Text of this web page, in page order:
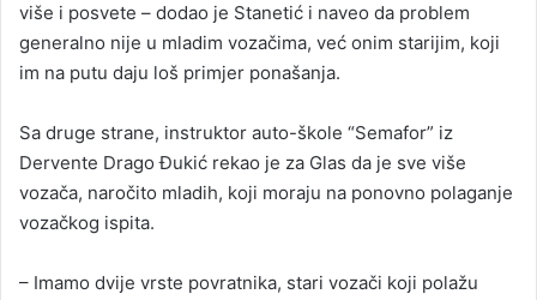
više i posvete – dodao je Stanetić i naveo da problem
generalno nije u mladim vozačima, već onim starijim, koji
im na putu daju loš primjer ponašanja.
Sa druge strane, instruktor auto-škole “Semafor” iz
Dervente Drago Đukić rekao je za Glas da je sve više
vozača, naročito mladih, koji moraju na ponovno polaganje
vozačkog ispita.
– Imamo dvije vrste povratnika, stari vozači koji polažu